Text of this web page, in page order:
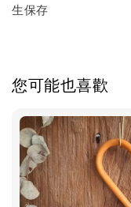
生保存
您可能也喜歡